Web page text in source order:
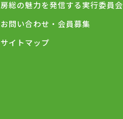
房総の魅力を発信する実行委員会
お問い合わせ・会員募集
サイトマップ